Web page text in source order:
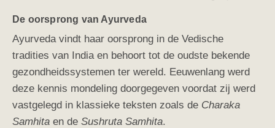
De oorsprong van Ayurveda
Ayurveda vindt haar oorsprong in de Vedische
tradities van India en behoort tot de oudste bekende
gezondheidssystemen ter wereld. Eeuwenlang werd
deze kennis mondeling doorgegeven voordat zij werd
vastgelegd in klassieke teksten zoals de Charaka
Samhita en de Sushruta Samhita.